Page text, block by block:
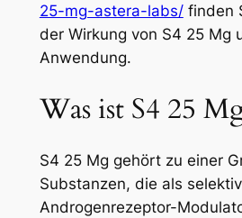
25-mg-astera-labs/finden
der Wirkung von S4 25 Mg
Anwendung.
Was ist S4 25
S4 25 Mg gehört zu einer
Substanzen, die als
Androgenrezeptor-